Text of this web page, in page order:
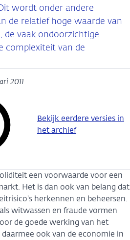
wordt onder andere
de relatief hoge waarde van
de vaak ondoorzichtige
complexiteit van de
2011
Bekijk eerdere versies in
het archief
een voorwaarde voor een
Het is dan ook van belang dat
herkennen en beheersen.
witwassen en fraude vormen
de goede werking van het
ook van de economie in